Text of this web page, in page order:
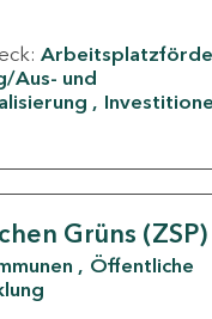
Aus- und
Grüns (ZSP)
Öffentliche